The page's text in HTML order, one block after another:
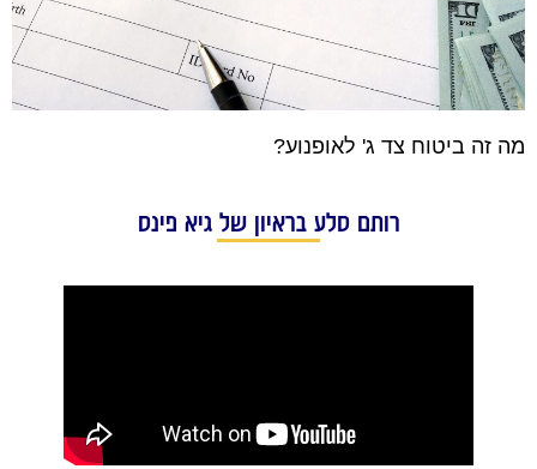
מה זה ביטוח צד ג' לאופנוע?
רותם סלע בראיון של גיא פינס